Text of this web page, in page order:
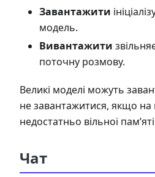
Завантажити
модель.
Вивантажити
поточну розмову.
Великі моделі можуть
не завантажитися, якщо на
недостатньо вільної
Чат